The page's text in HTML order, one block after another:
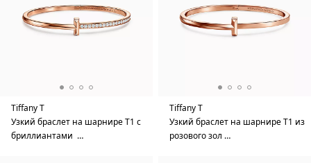
Tiffany T
Узкий браслет на шарнире T1 с
бриллиантами …
Tiffany T
Узкий браслет на шарнире T1 из
розового зол …